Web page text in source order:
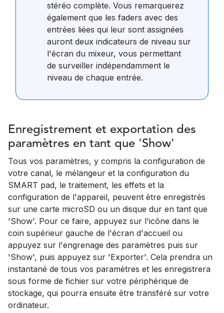
stéréo complète. Vous remarquerez
également que les faders avec des
entrées liées qui leur sont assignées
auront deux indicateurs de niveau sur
l'écran du mixeur, vous permettant
de surveiller indépendamment le
niveau de chaque entrée.
Enregistrement et exportation des
paramètres en tant que 'Show'
Tous vos paramètres, y compris la configuration de
votre canal, le mélangeur et la configuration du
SMART pad, le traitement, les effets et la
configuration de l'appareil, peuvent être enregistrés
sur une carte microSD ou un disque dur en tant que
'Show'. Pour ce faire, appuyez sur l'icône dans le
coin supérieur gauche de l'écran d'accueil ou
appuyez sur l'engrenage des paramètres puis sur
'Show', puis appuyez sur 'Exporter'. Cela prendra un
instantané de tous vos paramètres et les enregistrera
sous forme de fichier sur votre périphérique de
stockage, qui pourra ensuite être transféré sur votre
ordinateur.